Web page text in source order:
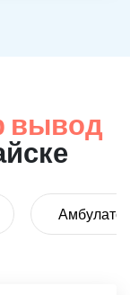
вывод